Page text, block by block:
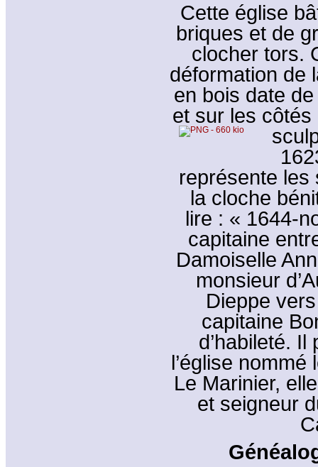
Cette église
briques et de
clocher tors.
déformation de
en bois date
et sur les
représente les
la cloche
lire : « 1644-
capitaine
Damoiselle
monsieur
Dieppe
capitaine
d’habileté.
l’église
Le Marinier,
et seigneur